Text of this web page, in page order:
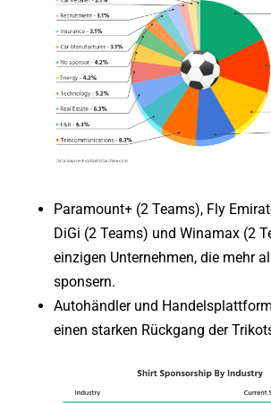
Paramount+ (2 Teams), Fly
DiGi (2 Teams) und Winamax (2
einzigen Unternehmen, die mehr
sponsern.
Autohändler und
einen starken Rückgang der